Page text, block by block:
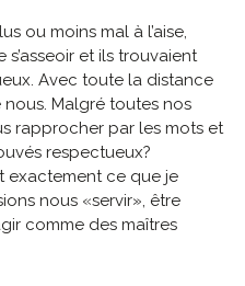
ou moins mal à l’aise,
s’asseoir et ils trouvaient
Avec toute la distance
nous. Malgré toutes nos
rapprocher par les mots et
respectueux?
exactement ce que je
nous «servir», être
comme des maîtres